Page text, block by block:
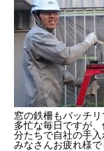
窓の鉄柵もバッチ
多忙な毎日ですが
分たちで自社の手入
みなさんお疲れ様で